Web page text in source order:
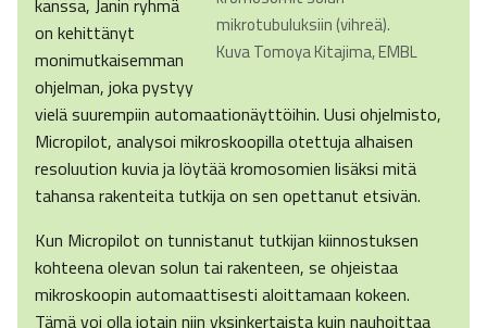
mikrotubuluksiin (vihreä).
Kuva Tomoya Kitajima, EMBL
kanssa, Janin ryhmä
on kehittänyt
monimutkaisemman
ohjelman, joka pystyy
vielä suurempiin automaationäyttöihin. Uusi ohjelmisto,
Micropilot, analysoi mikroskoopilla otettuja alhaisen
resoluution kuvia ja löytää kromosomien lisäksi mitä
tahansa rakenteita tutkija on sen opettanut etsivän.
Kun Micropilot on tunnistanut tutkijan kiinnostuksen
kohteena olevan solun tai rakenteen, se ohjeistaa
mikroskoopin automaattisesti aloittamaan kokeen.
Tämä voi olla jotain niin yksinkertaista kuin nauhoittaa